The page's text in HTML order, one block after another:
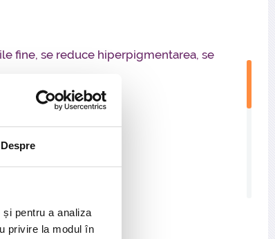
Despre
pentru a analiza
privire la modul în
fine, se reduce hiperpigmentarea, se
crestere).